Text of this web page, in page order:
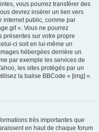
vous pourrez transférer des
devrez insérer un lien vers
internet public, comme par
». Vous ne pourrez
présentes sur votre propre
ci soit en lui-même un
hébergées derrière un
par exemple les services de
les sites protégés par un
la balise BBCode « [img] ».
très importantes que
en haut de chaque forum